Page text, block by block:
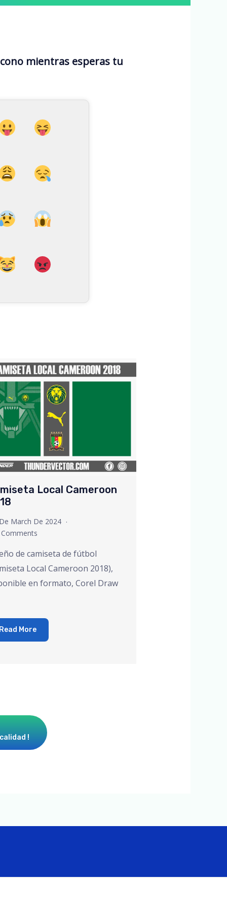
mientras esperas tu
Local Cameroon
March De 2024
de camiseta de fútbol
Local Cameroon 2018),
en formato, Corel Draw
More
!